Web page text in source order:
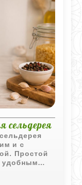
сельдерея
и с
Простой
удобным